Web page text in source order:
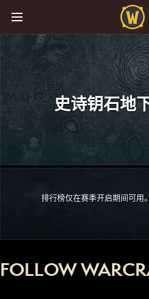
史诗钥石地
排行榜仅在赛季开启期间可用
FOLLOW